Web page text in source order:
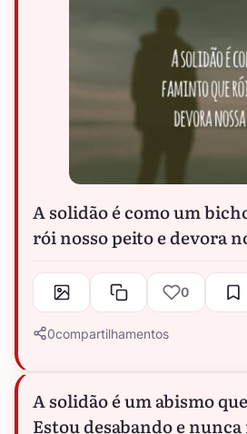
A solidão é como um
rói nosso peito e devora
0
0compartilhamentos
A solidão é um abismo
Estou desabando e